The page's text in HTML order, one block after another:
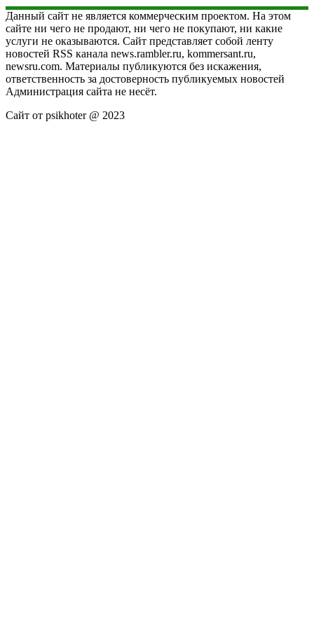
Данный сайт не является коммерческим проектом. На этом
сайте ни чего не продают, ни чего не покупают, ни какие
услуги не оказываются. Сайт представляет собой ленту
новостей RSS канала news.rambler.ru, kommersant.ru,
newsru.com. Материалы публикуются без искажения,
ответственность за достоверность публикуемых новостей
Администрация сайта не несёт.
Сайт от psikhoter @ 2023